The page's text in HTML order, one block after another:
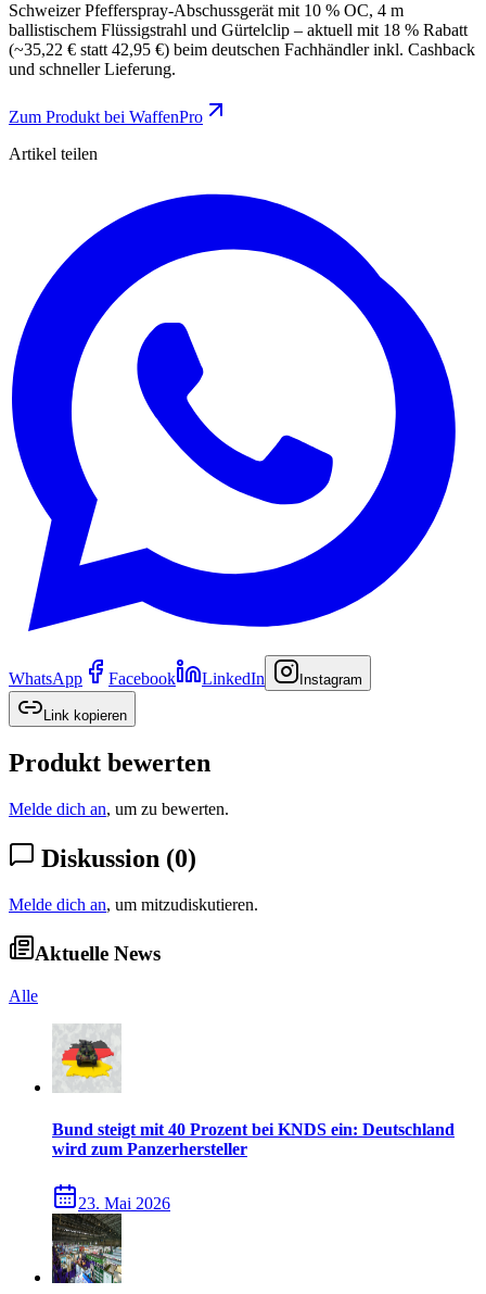
Schweizer Pfefferspray-Abschussgerät mit 10 % OC, 4 m
ballistischem Flüssigstrahl und Gürtelclip – aktuell mit 18 % Rabatt
(~35,22 € statt 42,95 €) beim deutschen Fachhändler inkl. Cashback
und schneller Lieferung.
Zum Produkt bei WaffenPro
Artikel teilen
WhatsApp Facebook LinkedIn Instagram
Link kopieren
Produkt bewerten
Melde dich an, um zu bewerten.
Diskussion (0)
Melde dich an, um mitzudiskutieren.
Aktuelle News
Alle
Bund steigt mit 40 Prozent bei KNDS ein: Deutschland
wird zum Panzerhersteller
23. Mai 2026